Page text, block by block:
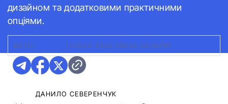
дизайном та додатковими практичними
опціями.
ФОТО: VOLVO EX30 CROSS COUNTRY
ДАНИЛО СЕВЕРЕНЧУК